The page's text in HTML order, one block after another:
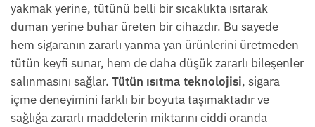
yakmak yerine, tütünü belli bir sıcaklıkta ısıtarak
duman yerine buhar üreten bir cihazdır. Bu sayede
hem sigaranın zararlı yanma yan ürünlerini üretmeden
tütün keyfi sunar, hem de daha düşük zararlı bileşenler
salınmasını sağlar. Tütün ısıtma teknolojisi, sigara
içme deneyimini farklı bir boyuta taşımaktadır ve
sağlığa zararlı maddelerin miktarını ciddi oranda